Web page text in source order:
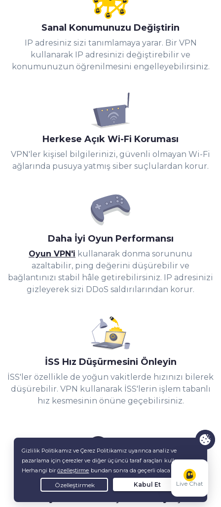
Sanal Konumunuzu Değiştirin
IP adresiniz sizi tanımlamaya yarar. Bir VPN
kullanarak IP adresinizi değiştirebilir ve
konumunuzun öğrenilmesini engelleyebilirsiniz.
Herkese Açık Wi-Fi Koruması
VPN'ler kişisel bilgilerinizi, güvenli olmayan Wi-Fi
ağlarında pusuya yatmış siber suçlulardan korur.
Daha İyi Oyun Performansı
Oyun VPN'i kullanarak donma sorununu
azaltabilir, ping değerini düşürebilir ve
bağlantınızı stabil hâle getirebilirsiniz. IP adresinizi
gizleyerek sizi DDoS saldırılarından korur.
İSS Hız Düşürmesini Önleyin
İSS'ler özellikle de yoğun vakitlerde hızınızı bilerek
düşürebilir. VPN kullanarak İSS'lerin işlem tabanlı
hız kesmesinin önüne geçebilirsiniz.
Dosyalarınızı Gizli Şekilde Paylaşın
Live Chat